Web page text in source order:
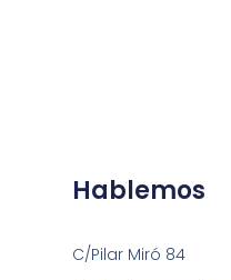
Hablemos
C/Pilar Miró 84